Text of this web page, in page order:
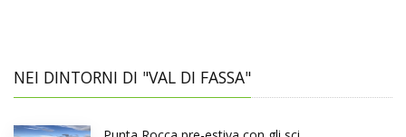
NEI DINTORNI DI "VAL DI FASSA"